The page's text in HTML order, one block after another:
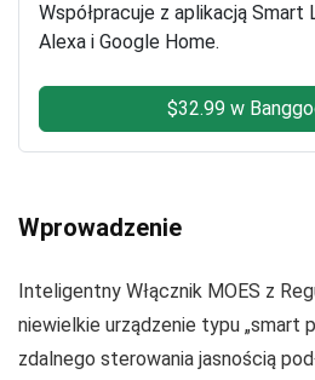
Współpracuje z aplikacją
Alexa i Google Home.
$32.99 w
Wprowadzenie
Inteligentny Włącznik MOES z
niewielkie urządzenie typu „smart
zdalnego sterowania jasnością